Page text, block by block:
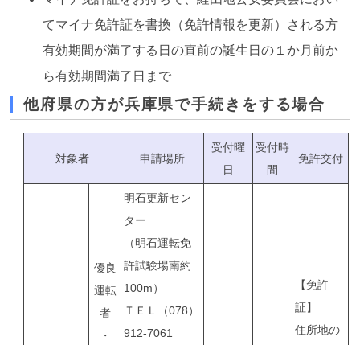
てマイナ免許証を書換（免許情報を更新）される方
有効期間が満了する日の直前の誕生日の１か月前か
ら有効期間満了日まで
他府県の方が兵庫県で手続きをする場合
対象者 申請場所
受付曜
日
受付時
間
免許交付
優良
運転
者
・
明石更新セン
ター
（明石運転免
許試験場南約
100m）
ＴＥＬ（078）
912-7061
【免許
証】
住所地の